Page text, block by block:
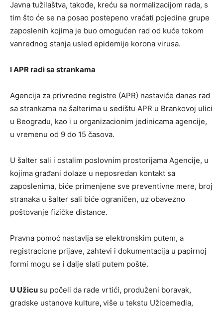
Javna tužilaštva, takođe, kreću sa normalizacijom rada, s
tim što će se na posao postepeno vraćati pojedine grupe
zaposlenih kojima je buo omogućen rad od kuće tokom
vanrednog stanja usled epidemije korona virusa.
I APR radi sa strankama
Agencija za privredne registre (APR) nastaviće danas rad
sa strankama na šalterima u sedištu APR u Brankovoj ulici
u Beogradu, kao i u organizacionim jedinicama agencije,
u vremenu od 9 do 15 časova.
U šalter sali i ostalim poslovnim prostorijama Agencije, u
kojima građani dolaze u neposredan kontakt sa
zaposlenima, biće primenjene sve preventivne mere, broj
stranaka u šalter sali biće ograničen, uz obavezno
poštovanje fizičke distance.
Pravna pomoć nastavlja se elektronskim putem, a
registracione prijave, zahtevi i dokumentacija u papirnoj
formi mogu se i dalje slati putem pošte.
U Užicu su počeli da rade vrtići, produženi boravak,
gradske ustanove kulture,više u tekstu Užicemedia,